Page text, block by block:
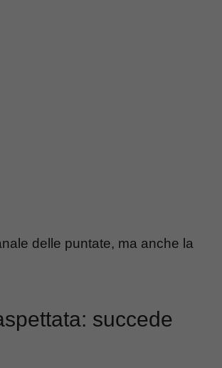
delle puntate, ma anche la
succede